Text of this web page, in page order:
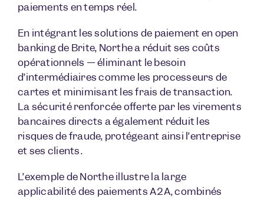
paiements en temps réel.
En intégrant les solutions de paiement en open
banking de Brite, Northe a réduit ses coûts
opérationnels — éliminant le besoin
d’intermédiaires comme les processeurs de
cartes et minimisant les frais de transaction.
La sécurité renforcée offerte par les virements
bancaires directs a également réduit les
risques de fraude, protégeant ainsi l’entreprise
et ses clients.
L’exemple de Northe illustre la large
applicabilité des paiements A2A, combinés